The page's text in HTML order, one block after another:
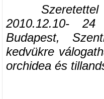
Szeretettel
2010.12.10-
Budapest,
kedvükre
orchidea és